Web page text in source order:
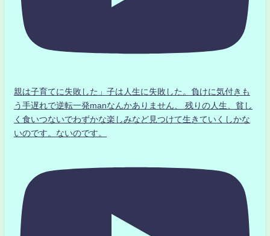
親は子育てに失敗した」子は人生に失敗した。負けに気付きも
う手遅れで逆転一発manなんかありません、 残りの人生、貧し
く食いつないでわずかな楽しみなど見つけて生きていくしかな
いのです。ないのです。